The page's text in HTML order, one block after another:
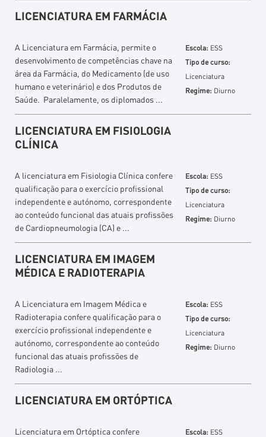
LICENCIATURA EM FARMÁCIA
A Licenciatura em Farmácia, permite o
desenvolvimento de competências chave na
área da Farmácia, do Medicamento (de uso
humano e veterinário) e dos Produtos de
Saúde. Paralelamente, os diplomados ...
Escola: ESS
Tipo de curso:
Licenciatura
Regime: Diurno
LICENCIATURA EM FISIOLOGIA
CLÍNICA
A licenciatura em Fisiologia Clínica confere
qualificação para o exercício profissional
independente e autónomo, correspondente
ao conteúdo funcional das atuais profissões
de Cardiopneumologia (CA) e ...
Escola: ESS
Tipo de curso:
Licenciatura
Regime: Diurno
LICENCIATURA EM IMAGEM
MÉDICA E RADIOTERAPIA
A Licenciatura em Imagem Médica e
Radioterapia confere qualificação para o
exercício profissional independente e
autónomo, correspondente ao conteúdo
funcional das atuais profissões de
Radiologia ...
Escola: ESS
Tipo de curso:
Licenciatura
Regime: Diurno
LICENCIATURA EM ORTÓPTICA
Licenciatura em Ortóptica confere
Escola: ESS